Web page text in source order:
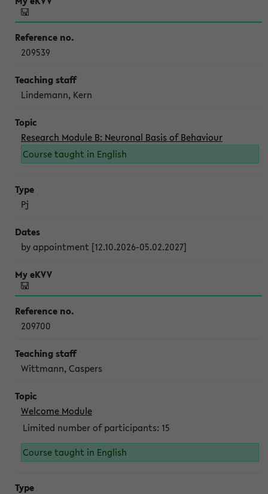
209539
Lindemann, Kern
Research Module B: Neuronal Basis of Behaviour
Course taught in English
Pj
by appointment [12.10.2026-05.02.2027]
209700
Wittmann, Caspers
Welcome Module
Limited number of participants: 15
Course taught in English